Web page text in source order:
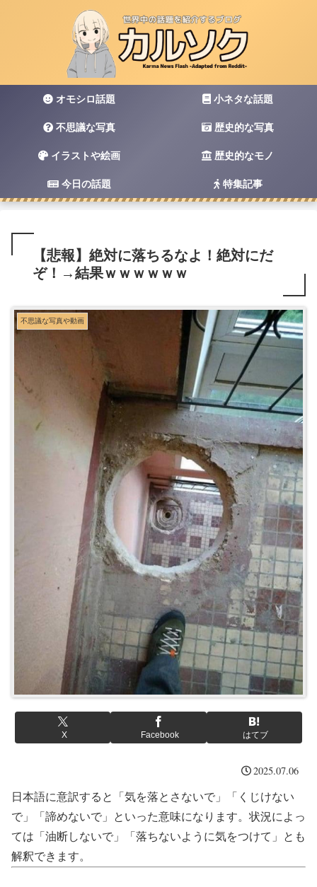
オモシロ話題 小ネタな話題
不思議な写真 歴史的な写真
イラストや絵画 歴史的なモノ
今日の話題 特集記事
【悲報】絶対に落ちるなよ！絶対にだ
ぞ！→結果ｗｗｗｗｗｗ
不思議な写真や動画
X Facebook はてブ
2025.07.06
日本語に意訳すると「気を落とさないで」「くじけない
で」「諦めないで」といった意味になります。状況によっ
ては「油断しないで」「落ちないように気をつけて」とも
解釈できます。